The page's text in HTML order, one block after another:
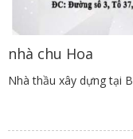
nhà chu Hoa
Nhà thầu xây dựng tại